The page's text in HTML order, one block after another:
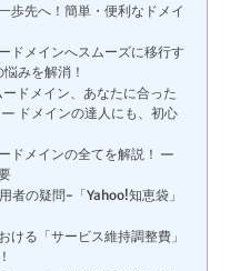
歩先へ！簡単・便利なドメイ
ドメインへスムーズに移行す
みを解消！
ドメイン、あなたに合った
— ドメインの達人にも、初心
ドメインの全てを解説！ —
者の疑問-「Yahoo!知恵袋」
ける「サービス維持調整費」